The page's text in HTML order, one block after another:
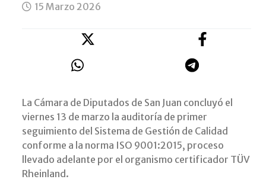
15 Marzo 2026
La Cámara de Diputados de San Juan concluyó el
viernes 13 de marzo la auditoría de primer
seguimiento del Sistema de Gestión de Calidad
conforme a la norma ISO 9001:2015, proceso
llevado adelante por el organismo certificador TÜV
Rheinland.